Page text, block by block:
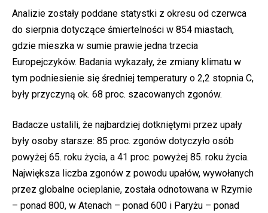
Analizie zostały poddane statystki z okresu od czerwca
do sierpnia dotyczące śmiertelności w 854 miastach,
gdzie mieszka w sumie prawie jedna trzecia
Europejczyków. Badania wykazały, że zmiany klimatu w
tym podniesienie się średniej temperatury o 2,2 stopnia C,
były przyczyną ok. 68 proc. szacowanych zgonów.
Badacze ustalili, że najbardziej dotkniętymi przez upały
były osoby starsze: 85 proc. zgonów dotyczyło osób
powyżej 65. roku życia, a 41 proc. powyżej 85. roku życia.
Największa liczba zgonów z powodu upałów, wywołanych
przez globalne ocieplanie, została odnotowana w Rzymie
– ponad 800, w Atenach – ponad 600 i Paryżu – ponad